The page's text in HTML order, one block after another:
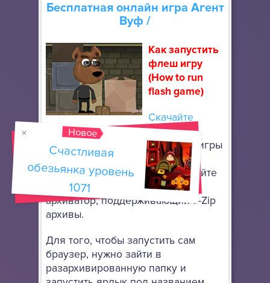
Бесплатная онлайн игра Агент
Вуф /
Как запустить
флеш игру
(How to run
flash game)
Скачайте
портативный браузер Mozilla
Firefox
, чтобы запускать флеш игры
онлайн. Он не требует особой
установки: просто разархивируйте
его в любое место, используя
архиватор, поддерживающий 7-Zip
архивы.
Для того, чтобы запустить сам
браузер, нужно зайти в
разархивированную папку и
Новое
Счастливая
обезьянка уровень
1071